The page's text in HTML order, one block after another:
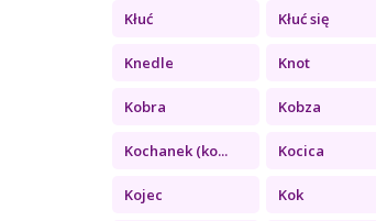
Kłuć Kłuć się
Knedle Knot
Kobra Kobza
Kochanek (ko... Kocica
Kojec Kok